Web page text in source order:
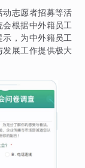
志愿者招募等活
根据中外籍员工
，为中外籍员工
展工作提供极大